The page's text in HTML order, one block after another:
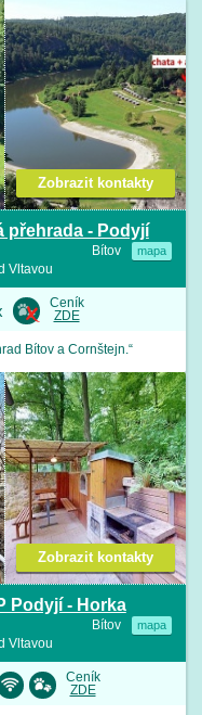
přehrada - Podyjí
Bítov mapa
Vltavou
Zobrazit kontakty
Ceník
ZDE
Bítov a Cornštejn.“
Podyjí - Horka
Bítov mapa
Vltavou
Zobrazit kontakty
Ceník
ZDE